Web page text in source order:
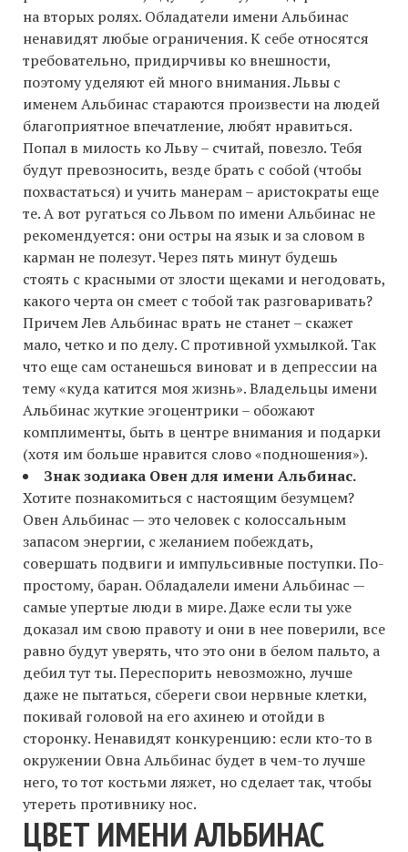
на вторых ролях. Обладатели имени Альбинас
ненавидят любые ограничения. К себе относятся
требовательно, придирчивы ко внешности,
поэтому уделяют ей много внимания. Львы с
именем Альбинас стараются произвести на людей
благоприятное впечатление, любят нравиться.
Попал в милость ко Льву – считай, повезло. Тебя
будут превозносить, везде брать с собой (чтобы
похвастаться) и учить манерам – аристократы еще
те. А вот ругаться со Львом по имени Альбинас не
рекомендуется: они остры на язык и за словом в
карман не полезут. Через пять минут будешь
стоять с красными от злости щеками и негодовать,
какого черта он смеет с тобой так разговаривать?
Причем Лев Альбинас врать не станет – скажет
мало, четко и по делу. С противной ухмылкой. Так
что еще сам останешься виноват и в депрессии на
тему «куда катится моя жизнь». Владельцы имени
Альбинас жуткие эгоцентрики – обожают
комплименты, быть в центре внимания и подарки
(хотя им больше нравится слово «подношения»).
Знак зодиака Овен для имени Альбинас.
Хотите познакомиться с настоящим безумцем?
Овен Альбинас — это человек с колоссальным
запасом энергии, с желанием побеждать,
совершать подвиги и импульсивные поступки. По-
простому, баран. Обладалели имени Альбинас —
самые упертые люди в мире. Даже если ты уже
доказал им свою правоту и они в нее поверили, все
равно будут уверять, что это они в белом пальто, а
дебил тут ты. Переспорить невозможно, лучше
даже не пытаться, сбереги свои нервные клетки,
покивай головой на его ахинею и отойди в
сторонку. Ненавидят конкуренцию: если кто-то в
окружении Овна Альбинас будет в чем-то лучше
него, то тот костьми ляжет, но сделает так, чтобы
утереть противнику нос.
ЦВЕТ ИМЕНИ АЛЬБИНАС